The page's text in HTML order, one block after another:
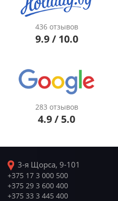
436 отзывов
9.9 / 10.0
283 отзывов
4.9 / 5.0
3-я Щорса, 9-101
+375 17 3 000 500
+375 29 3 600 400
+375 33 3 445 400